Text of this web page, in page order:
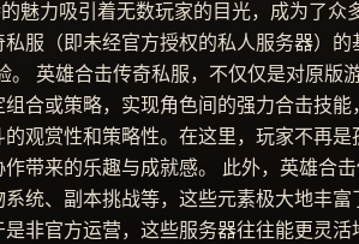
魅力吸引着无数玩家的目光，成为了众
服（即未经官方授权的私人服务器）的
英雄合击传奇私服，不仅仅是对原版
合或策略，实现角色间的强力合击技能
观赏性和策略性。在这里，玩家不再是
带来的乐趣与成就感。 此外，英雄合
统、副本挑战等，这些元素极大地丰富
非官方运营，这些服务器往往能更灵活